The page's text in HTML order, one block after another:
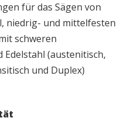
für das Sägen von
niedrig- und mittelfesten
schweren
Edelstahl (austenitisch,
und Duplex)